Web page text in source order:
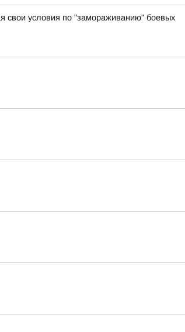
свои условия по "замораживанию" боевых